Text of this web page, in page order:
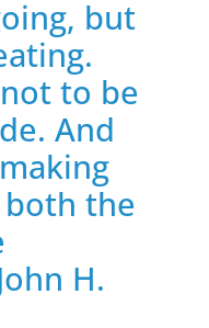
but
to be
And
the
H.